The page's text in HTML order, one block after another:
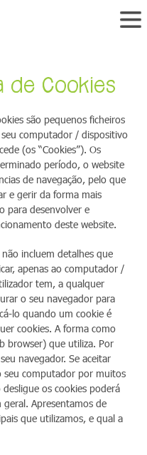
de Cookies
são pequenos ficheiros
computador / dispositivo
(os “Cookies”). Os
período, o website
de navegação, pelo que
e gerir da forma mais
para desenvolver e
deste website.
incluem detalhes que
apenas ao computador /
tem, a qualquer
o seu navegador para
lo quando um cookie é
cookies. A forma como
browser) que utiliza. Por
navegador. Se aceitar
seu computador por muitos
os cookies poderá
Apresentamos de
que utilizamos, e qual a